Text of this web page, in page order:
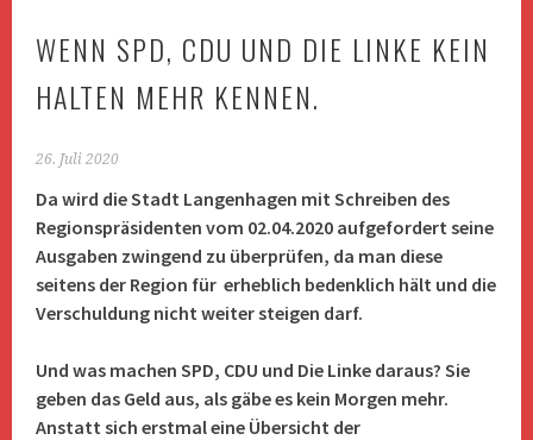
WENN SPD, CDU UND DIE LINKE KEIN
HALTEN MEHR KENNEN.
26. Juli 2020
Da wird die Stadt Langenhagen mit Schreiben des
Regionspräsidenten vom 02.04.2020 aufgefordert seine
Ausgaben zwingend zu überprüfen, da man diese
seitens der Region für erheblich bedenklich hält und die
Verschuldung nicht weiter steigen darf.
Und was machen SPD, CDU und Die Linke daraus? Sie
geben das Geld aus, als gäbe es kein Morgen mehr.
Anstatt sich erstmal eine Übersicht der